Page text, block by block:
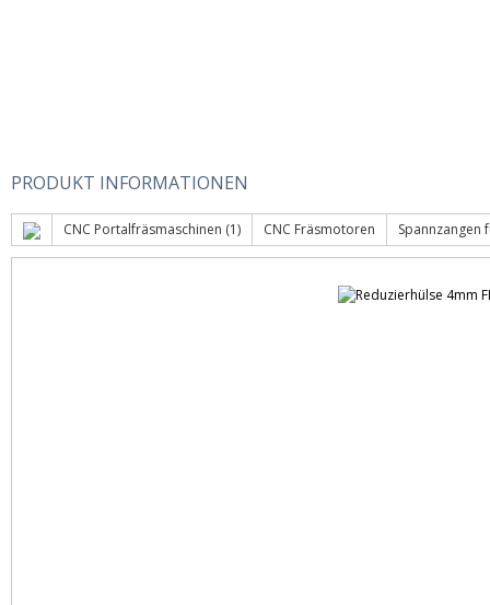
PRODUKT INFORMATIONEN
CNC Portalfräsmaschinen (1) CNC Fräsmotoren Spannzangen